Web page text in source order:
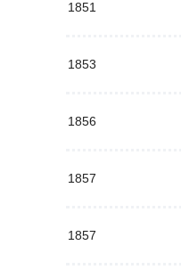
1851
1853
1856
1857
1857